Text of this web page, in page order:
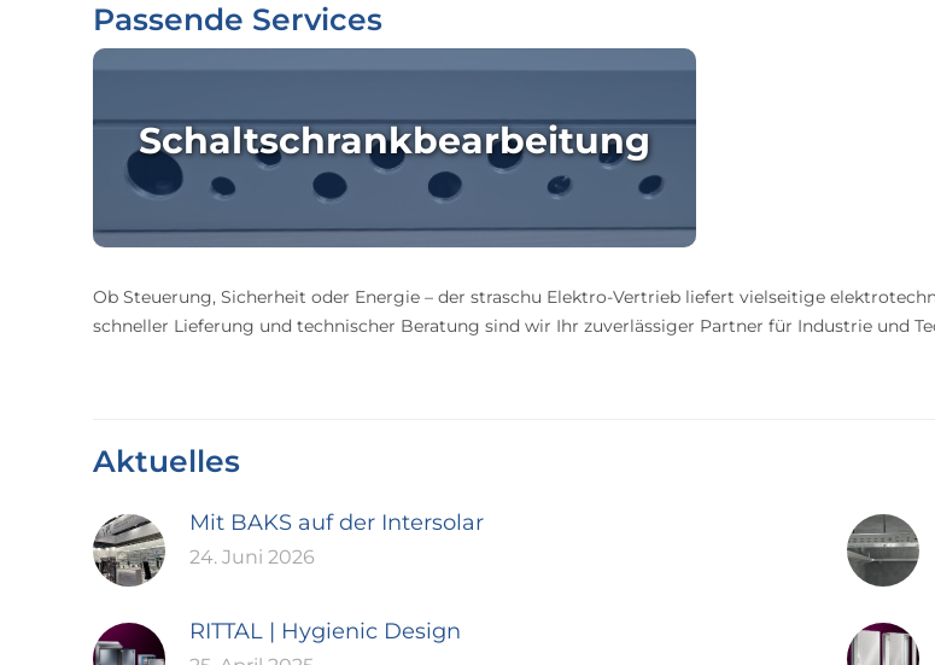
Passende Services
Schaltschrankbearbeitung
Ob Steuerung, Sicherheit oder Energie – der straschu Elektro-Vertrieb liefert vielseitige
schneller Lieferung und technischer Beratung sind wir Ihr zuverlässiger Partner für Industrie und
Aktuelles
Mit BAKS auf der Intersolar
24. Juni 2026
RITTAL | Hygienic Design